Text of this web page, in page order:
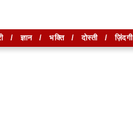
/ज्ञान/ भक्ति/दोस्ती/ज़िंदगी